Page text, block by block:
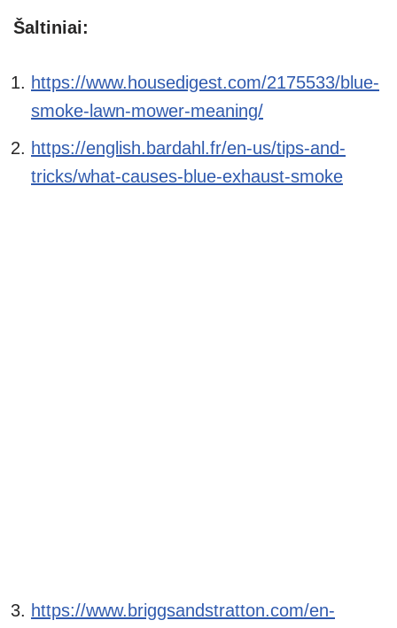
Šaltiniai:
https://www.housedigest.com/2175533/blue-
smoke-lawn-mower-meaning/
https://english.bardahl.fr/en-us/tips-and-
tricks/what-causes-blue-exhaust-smoke
https://www.briggsandstratton.com/en-